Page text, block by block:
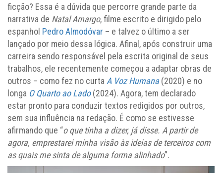
ficção? Essa é a dúvida que percorre grande parte da
narrativa de Natal Amargo, filme escrito e dirigido pelo
espanhol Pedro Almodóvar – e talvez o último a ser
lançado por meio dessa lógica. Afinal, após construir uma
carreira sendo responsável pela escrita original de seus
trabalhos, ele recentemente começou a adaptar obras de
outros – como fez no curta A Voz Humana(2020) e no
longa O Quarto ao Lado(2024). Agora, tem declarado
estar pronto para conduzir textos redigidos por outros,
sem sua influência na redação. É como se estivesse
afirmando que “o que tinha a dizer, já disse. A partir de
agora, emprestarei minha visão às ideias de terceiros com
as quais me sinta de alguma forma alinhado”.